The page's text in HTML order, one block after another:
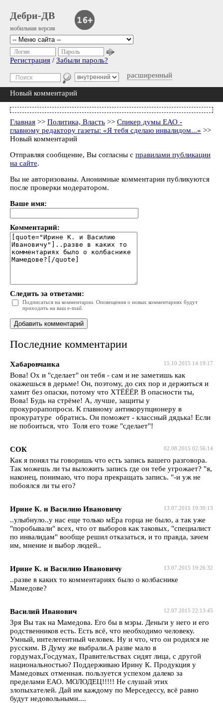
Дебри-ДВ
мобильная версия
расширенный
Логин Пароль
Регистрация / Забыли пароль?
Новый комментарий
Главная >> Политика, Власть >> Спикер думы ЕАО -
главному редактору газеты: «Я тебя сделаю инвалидом...» >>
Новый комментарий
Отправляя сообщение, Вы согласны с правилами публикации
на сайте.
Вы не авторизованы. Анонимные комментарии публикуются
после проверки модератором.
Ваше имя:
Комментарий:
Следить за ответами:
Подписаться на комментарии. Оповещения о новых комментариях будут
приходить на ваш e-mail.
Последние комментарии
15.10.2015 14:19:17
Хабаровчанка
Вова! Ох и "сделает" он тебя - сам и не заметишь как
окажешься в дерьме! Он, поэтому, до сих пор и держиться и
хамит без опаски, потому что ХТЁЁЁР. В опасности ты,
Вова! Будь на стрёме! А, лучше, защиты у
прокурорапопроси. К главному антикорупционеру в
прокуратуре обратись. Он поможет - классный дядька! Если
не побоиться, что Толя его тоже "сделает"!
02.08.2015 02:56:14
СОК
Как я понял ты говоришь что есть запись вашего разговора.
Так можешь ли ты выложить запись где он тебе угрожает? "я,
наконец, понимаю, что пора прекращать запись. "-и уж не
побоялся ли ты его?
13.07.2015 19:30:13
Ирине К. и Василию Ивановичу
..улыбнуло..у нас еще только мЕра горца не было, а так уже
"поробывали" всех, что от выборов как таковых, "специалист
по инвалидам" вообще решил отказаться, и то правда, зачем
им, мнение и выбор людей..
13.07.2015 19:26:32
Ирине К. и Василию Ивановичу
..разве в каких то комментариях было о колбаснике
Мамедове?
12.07.2015 22:13:45
Василий Иванович
Зря Вы так на Мамедова. Его бы в мэры. Деньги у него и его
родственников есть. Есть всё, что необходимо человеку.
Умный, интелегентный человек. Ну и что, что он родился не
русским. В Думу же выбрали.А разве мало в
гордумах,Госдумах, Правительствах сидят лица, с другой
национальностью? Поддерживаю Ирину К. Продукция у
Мамедовых отменная. пользуется успехом далеко за
пределами ЕАО. МОЛОДЕЦ!!!!! Не слушай этих
злопыхателей. Дай им каждому по Мерседессу, всё равно
будут недовольными....